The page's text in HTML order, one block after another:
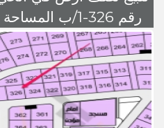
السعر 275 الف